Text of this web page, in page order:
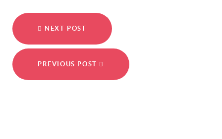
NEXT POST
PREVIOUS POST